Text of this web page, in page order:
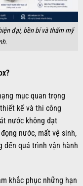
đại, bền bỉ và thẩm mỹ
mục quan trọng
kế và thi công
nước không đạt
nước, mất vệ sinh,
đến quá trình vận hành
khắc phục những hạn